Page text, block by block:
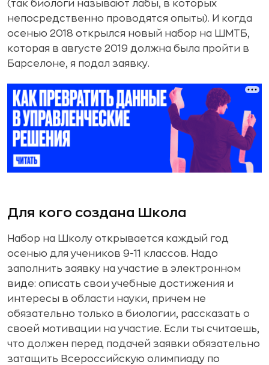
(так биологи называют лабы, в которых
непосредственно проводятся опыты). И когда
осенью 2018 открылся новый набор на ШМТБ,
которая в августе 2019 должна была пройти в
Барселоне, я подал заявку.
Для кого создана Школа
Набор на Школу открывается каждый год
осенью для учеников 9-11 классов. Надо
заполнить заявку на участие в электронном
виде: описать свои учебные достижения и
интересы в области науки, причем не
обязательно только в биологии, рассказать о
своей мотивации на участие. Если ты считаешь,
что должен перед подачей заявки обязательно
затащить Всероссийскую олимпиаду по